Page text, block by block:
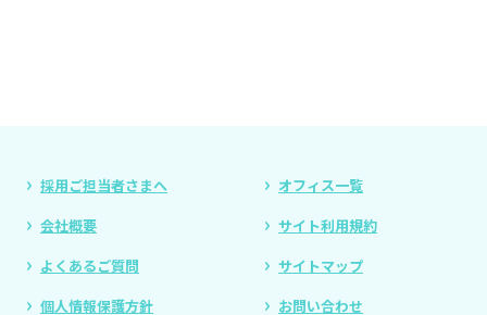
採用ご担当者さまへ
オフィス一覧
会社概要
サイト利用規約
よくあるご質問
サイトマップ
個人情報保護方針
お問い合わせ